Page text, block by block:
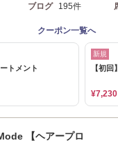
ブログ 195件
クーポン一覧へ
トメント
新規
【初
¥7,230
【ヘアープロ